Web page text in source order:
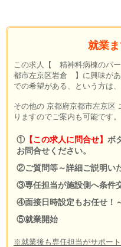
就業
この求人【 精神科病棟のパ
都市左京区岩倉 】に興味が
での希望がある、という方は
その他の 京都府京都市左京区
りますのでご案内も可能です。
① 【この求人に問合せ】 ボ
お問合せください。
②ご質問等～詳細ご説明い
③専任担当が施設側へ条件
④面接日時設定もお任せ！
⑤就業開始
※就業後も専任担当がサポー